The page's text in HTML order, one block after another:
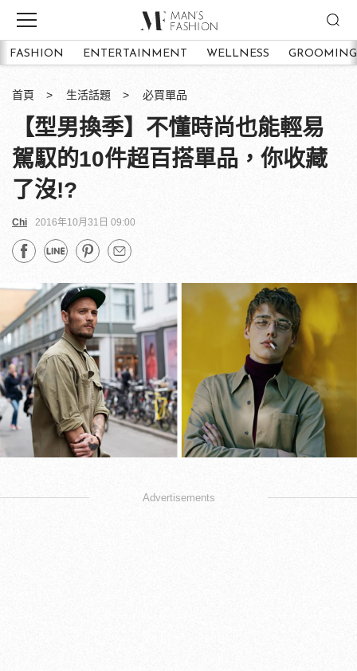
FASHION ENTERTAINMENT WELLNESS GROOMING
首頁 生活話題 必買單品
【型男換季】不懂時尚也能輕易
駕馭的10件超百搭單品，你收藏
了沒!?
Chi 2016年10月31日 09:00
Advertisements